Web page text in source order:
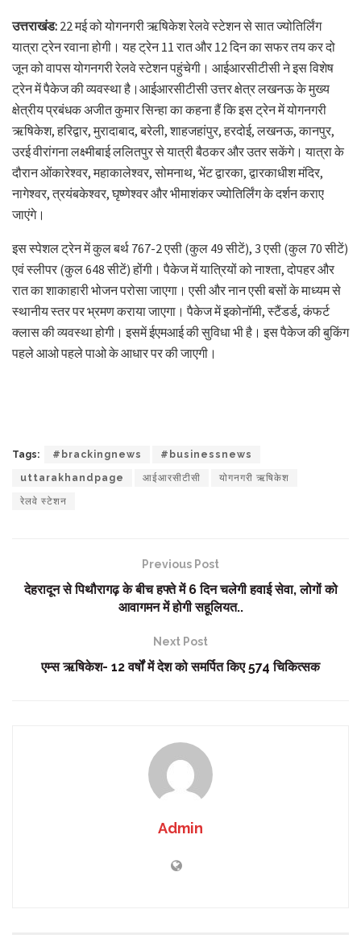
उत्तराखंड: 22 मई को योगनगरी ऋषिकेश रेलवे स्टेशन से सात ज्योतिर्लिंग
यात्रा ट्रेन रवाना होगी। यह ट्रेन 11 रात और 12 दिन का सफर तय कर दो
जून को वापस योगनगरी रेलवे स्टेशन पहुंचेगी। आईआरसीटीसी ने इस विशेष
ट्रेन में पैकेज की व्यवस्था है।आईआरसीटीसी उत्तर क्षेत्र लखनऊ के मुख्य
क्षेत्रीय प्रबंधक अजीत कुमार सिन्हा का कहना हैं कि इस ट्रेन में योगनगरी
ऋषिकेश, हरिद्वार, मुरादाबाद, बरेली, शाहजहांपुर, हरदोई, लखनऊ, कानपुर,
उरई वीरांगना लक्ष्मीबाई ललितपुर से यात्री बैठकर और उतर सकेंगे। यात्रा के
दौरान ओंकारेश्वर, महाकालेश्वर, सोमनाथ, भेंट द्वारका, द्वारकाधीश मंदिर,
नागेश्वर, त्रयंबकेश्वर, घृष्णेश्वर और भीमाशंकर ज्योतिर्लिंग के दर्शन कराए
जाएंगे।
इस स्पेशल ट्रेन में कुल बर्थ 767-2 एसी (कुल 49 सीटें), 3 एसी (कुल 70 सीटें)
एवं स्लीपर (कुल 648 सीटें) होंगी। पैकेज में यात्रियों को नाश्ता, दोपहर और
रात का शाकाहारी भोजन परोसा जाएगा। एसी और नान एसी बसों के माध्यम से
स्थानीय स्तर पर भ्रमण कराया जाएगा। पैकेज में इकोनॉमी, स्टैंडर्ड, कंफर्ट
क्लास की व्यवस्था होगी। इसमें ईएमआई की सुविधा भी है। इस पैकेज की बुकिंग
पहले आओ पहले पाओ के आधार पर की जाएगी।
Tags: #brackingnews #businessnews
uttarakhandpage आईआरसीटीसी योगनगरी ऋषिकेश
रेलवे स्टेशन
Previous Post
देहरादून से पिथौरागढ़ के बीच हफ्ते में 6 दिन चलेगी हवाई सेवा, लोगों को
आवागमन में होगी सहूलियत..
Next Post
एम्स ऋषिकेश- 12 वर्षों में देश को समर्पित किए 574 चिकित्सक
Admin